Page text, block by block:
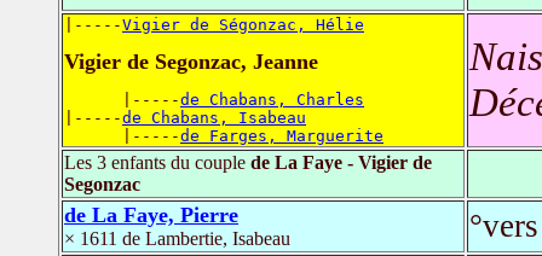
|-----Vigier de Ségonzac, Hélie
Vigier de Segonzac, Jeanne
      |-----
de Chabans, Charles
|-----de Chabans, Isabeau
      |-----
de Farges, Marguerite
Les 3 enfants du couple de La Faye - Vigier de
Segonzac
de La Faye, Pierre
× 1611 de Lambertie, Isabeau